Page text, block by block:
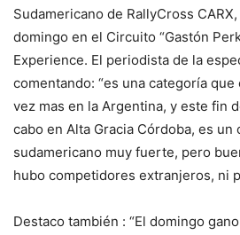
Sudamericano de RallyCross
domingo en el Circuito “Gastón
Experience. El periodista de la
comentando: “es una categoría
vez mas en la Argentina, y este fin
cabo en Alta Gracia Córdoba, es un
sudamericano muy fuerte, pero
hubo competidores extranjeros, ni
Destaco también : “El domingo